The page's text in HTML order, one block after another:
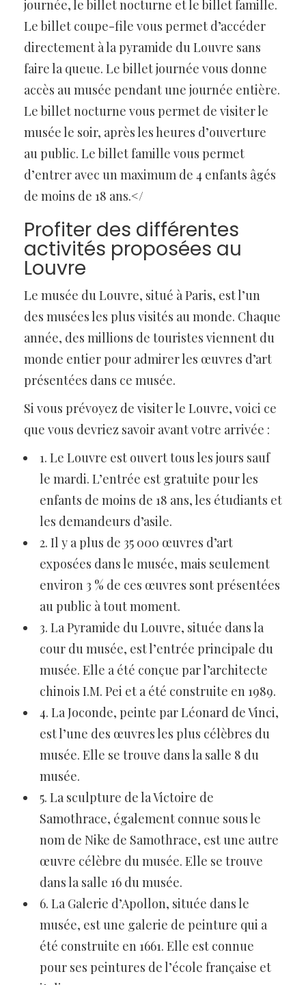
journée, le billet nocturne et le billet famille.
Le billet coupe-file vous permet d’accéder
directement à la pyramide du Louvre sans
faire la queue. Le billet journée vous donne
accès au musée pendant une journée entière.
Le billet nocturne vous permet de visiter le
musée le soir, après les heures d’ouverture
au public. Le billet famille vous permet
d’entrer avec un maximum de 4 enfants âgés
de moins de 18 ans.</
Profiter des différentes
activités proposées au
Louvre
Le musée du Louvre, situé à Paris, est l’un
des musées les plus visités au monde. Chaque
année, des millions de touristes viennent du
monde entier pour admirer les œuvres d’art
présentées dans ce musée.
Si vous prévoyez de visiter le Louvre, voici ce
que vous devriez savoir avant votre arrivée :
1. Le Louvre est ouvert tous les jours sauf
le mardi. L’entrée est gratuite pour les
enfants de moins de 18 ans, les étudiants et
les demandeurs d’asile.
2. Il y a plus de 35 000 œuvres d’art
exposées dans le musée, mais seulement
environ 3 % de ces œuvres sont présentées
au public à tout moment.
3. La Pyramide du Louvre, située dans la
cour du musée, est l’entrée principale du
musée. Elle a été conçue par l’architecte
chinois I.M. Pei et a été construite en 1989.
4. La Joconde, peinte par Léonard de Vinci,
est l’une des œuvres les plus célèbres du
musée. Elle se trouve dans la salle 8 du
musée.
5. La sculpture de la Victoire de
Samothrace, également connue sous le
nom de Nike de Samothrace, est une autre
œuvre célèbre du musée. Elle se trouve
dans la salle 16 du musée.
6. La Galerie d’Apollon, située dans le
musée, est une galerie de peinture qui a
été construite en 1661. Elle est connue
pour ses peintures de l’école française et